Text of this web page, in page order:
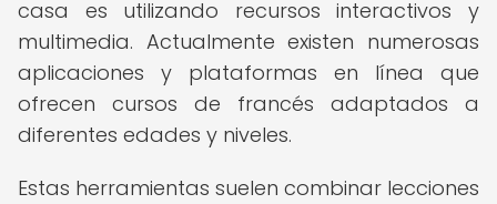
casa es utilizando recursos interactivos y
multimedia. Actualmente existen numerosas
aplicaciones y plataformas en línea que
ofrecen cursos de francés adaptados a
diferentes edades y niveles.
Estas herramientas suelen combinar lecciones